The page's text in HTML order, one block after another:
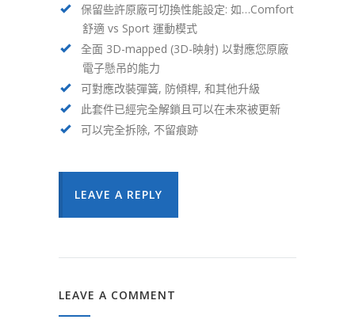
保留些許原廠可切換性能設定: 如…Comfort
舒適 vs Sport 運動模式
全面 3D-mapped (3D-映射) 以對應您原廠
電子懸吊的能力
可對應改裝彈簧, 防傾桿, 和其他升級
此套件已經完全解鎖且可以在未來被更新
可以完全拆除, 不留痕跡
LEAVE A REPLY
LEAVE A COMMENT